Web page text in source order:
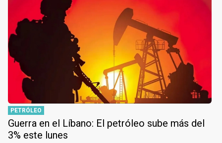
PETRÓLEO
Guerra en el Líbano: El petróleo sube más del
3% este lunes